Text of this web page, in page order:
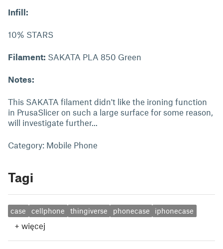
Infill:
10% STARS
Filament: SAKATA PLA 850 Green
Notes:
This SAKATA filament didn't like the ironing function
in PrusaSlicer on such a large surface for some reason,
will investigate further...
Category: Mobile Phone
Tagi
case cellphone thingiverse phonecase iphonecase
+ więcej